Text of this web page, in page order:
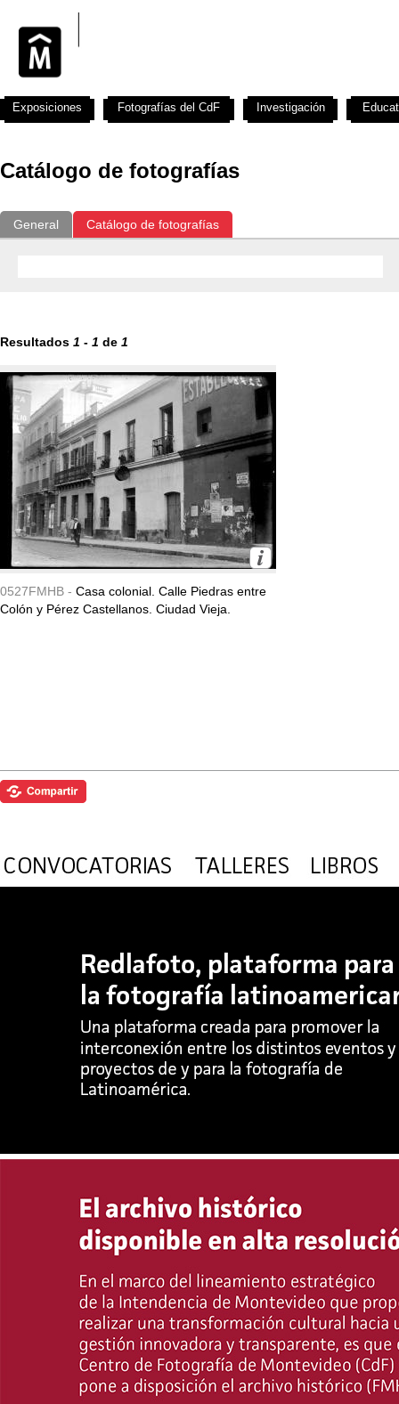
Catálogo de fotografías
General Catálogo de fotografías
Resultados 1 - 1 de 1
0527FMHB - Casa colonial. Calle Piedras entre
Colón y Pérez Castellanos. Ciudad Vieja.
Exposiciones Fotografías del CdF Investigación